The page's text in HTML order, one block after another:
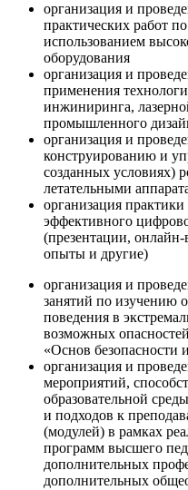
организация и
практических работ
использованием
оборудования
организация и
применения
инжиниринга,
промышленного
организация и
конструированию и
созданных условиях)
летательными
организация
эффективного
(презентации,
опыты и другие)
организация и
занятий по изучению
поведения в
возможных
«Основ
организация и
мероприятий,
образовательной
и подходов к
(модулей) в рамках
программ высшего
дополнительных
дополнительных